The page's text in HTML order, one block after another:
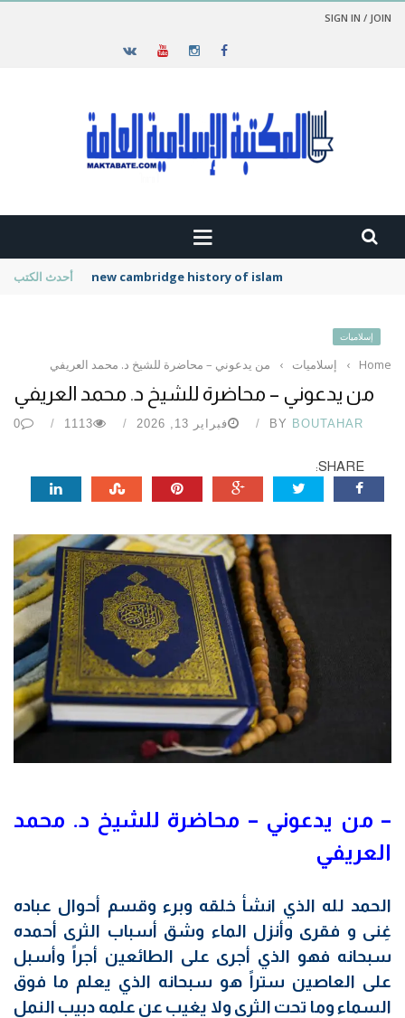
SIGN IN / JOIN
أحدث الكتب new cambridge history of islam
إسلاميات
Home
› إسلاميات › من يدعوني – محاضرة للشيخ د. محمد العريفي
من يدعوني – محاضرة للشيخ د. محمد العريفي
BY BOUTAHAR فبراير 13, 2026 1113
0
SHARE:
– من يدعوني – محاضرة للشيخ د. محمد
العريفي
الحمد لله الذي انشأ خلقه وبرء وقسم أحوال عباده
غِنى و فقرى وأنزل الماء وشق أسباب الثرى أحمده
سبحانه فهو الذي أجرى على الطائعين أجراً وأسبل
على العاصين ستراً هو سبحانه الذي يعلم ما فوق
السماء وما تحت الثرى ولا يغيب عن علمه دبيب النمل